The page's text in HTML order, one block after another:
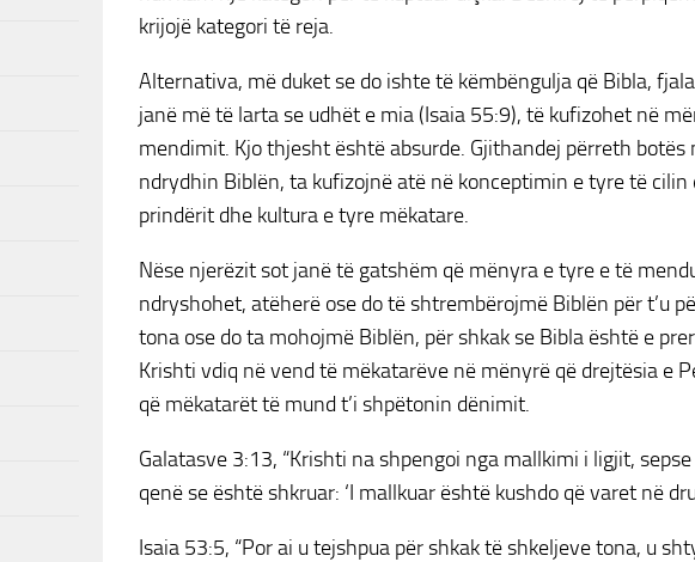
krijojë kategori të reja.
Alternativa, më duket se do ishte të këmbëngulja që Bibla,
janë më të larta se udhët e mia (Isaia 55:9), të kufizohet në
mendimit. Kjo thjesht është absurde. Gjithandej përreth botës
ndrydhin Biblën, ta kufizojnë atë në konceptimin e tyre të cilin
prindërit dhe kultura e tyre mëkatare.
Nëse njerëzit sot janë të gatshëm që mënyra e tyre e të
ndryshohet, atëherë ose do të shtrembërojmë Biblën për t’u
tona ose do ta mohojmë Biblën, për shkak se Bibla është e
Krishti vdiq në vend të mëkatarëve në mënyrë që drejtësia e
që mëkatarët të mund t’i shpëtonin dënimit.
Galatasve 3:13, “Krishti na shpengoi nga mallkimi i ligjit,
qenë se është shkruar: ‘I mallkuar është kushdo që varet në
Isaia 53:5, “Por ai u tejshpua për shkak të shkeljeve tona, u